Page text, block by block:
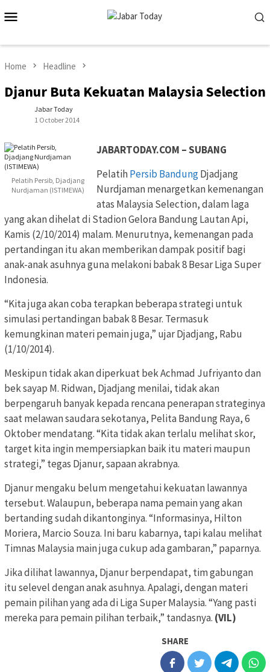
to
Home Headline
Djanur Buta Kekuatan Malaysia Selection
Jabar Today
1 October 2014
Pelatih Persib, Djadjang
Nurdjaman (ISTIMEWA)
JABARTODAY.COM – SUBANG
PelatihPersib BandungDjadjang
Nurdjaman menargetkan kemenangan
atas Malaysia Selection, dalam laga
yang akan dihelat di Stadion Gelora Bandung Lautan Api,
Kamis (2/10/2014) malam. Menurutnya, kemenangan pada
pertandingan itu akan memberikan dampak positif bagi
anak-anak asuhnya guna melakoni babak 8 Besar Liga Super
Indonesia.
“Kita juga akan coba terapkan beberapa strategi untuk
simulasi pertandingan babak 8 Besar. Termasuk
kemungkinan materi pemain juga,” ujar Djadjang, Rabu
(1/10/2014).
Meskipun tidak akan diperkuat bek Achmad Jufriyanto dan
bek sayap M. Ridwan, Djadjang menilai, tidak akan
berpengaruh banyak kepada rencana penerapan strateginya
saat melawan saudara sekotanya, Pelita Bandung Raya, 6
Oktober mendatang. “Kita tidak akan terlalu melihat skor,
target kita ingin mempersiapkan baik itu materi maupun
strategi,” tegas Djanur, sapaan akrabnya.
Djanur mengaku belum mengetahui kekuatan lawannya
tersebut. Walaupun, beberapa nama pemain yang akan
bertanding sudah dikantonginya. “Informasinya, Hilton
Moriera, Marcio Souza. Ini baru kabarnya, tapi kalau melihat
Timnas Malaysia main juga cukup ada gambaran,” paparnya.
Jika dilihat lawannya, Djanur berpendapat, tim gabungan
itu selevel dengan anak asuhnya. Apalagi, dengan materi
pemain pilihan yang ada di Liga Super Malaysia. “Yang pasti
mereka para pemain pilihan terbaik,” tandasnya. (VIL)
SHARE